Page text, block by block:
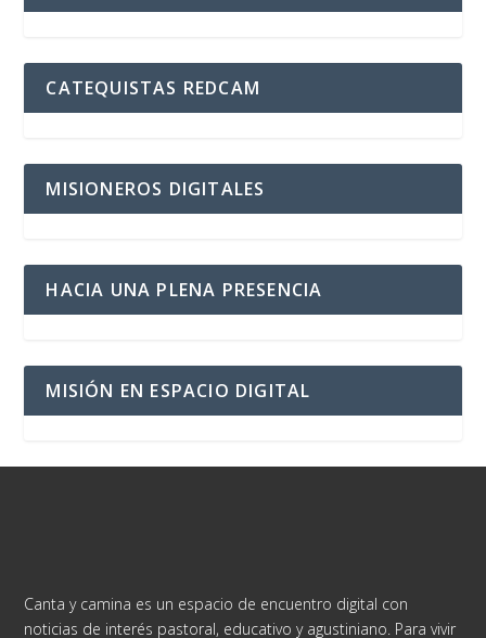
CATEQUISTAS REDCAM
MISIONEROS DIGITALES
HACIA UNA PLENA PRESENCIA
MISIÓN EN ESPACIO DIGITAL
Canta y camina es un espacio de encuentro digital con
noticias de interés pastoral, educativo y agustiniano. Para vivir